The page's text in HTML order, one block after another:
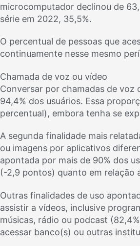
microcomputador declinou de
série em 2022, 35,5%.
O percentual de pessoas que
continuamente nesse mesmo
Chamada de voz ou vídeo
Conversar por chamadas de voz
94,4% dos usuários. Essa
percentual), embora tenha se
A segunda finalidade mais
ou imagens por aplicativos
apontada por mais de 90% dos
(-2,9 pontos) quanto em relação
Outras finalidades de uso
assistir a vídeos, inclusive
músicas, rádio ou podcast
acessar banco(s) ou outras